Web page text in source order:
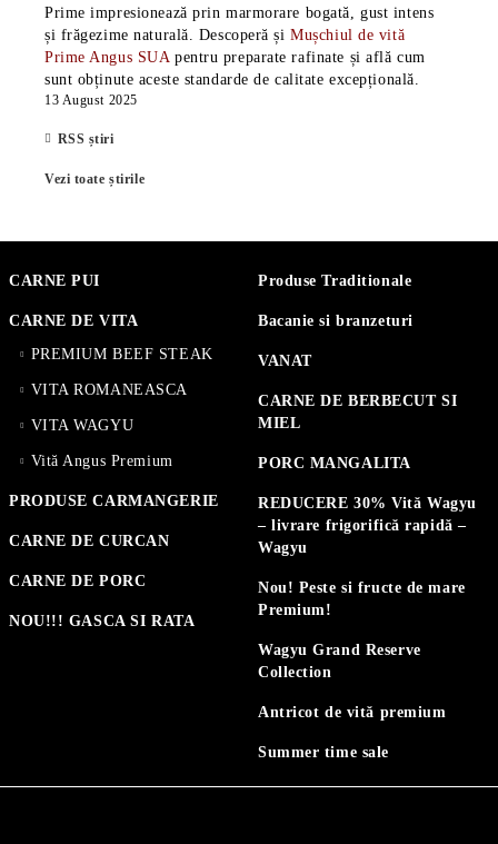
Prime impresionează prin marmorare bogată, gust intens
și frăgezime naturală. Descoperă șiMușchiul de vită
Prime Angus SUA pentru preparate rafinate și află cum
sunt obținute aceste standarde de calitate excepțională.
13 August 2025
RSS știri
Vezi toate știrile
CARNE PUI
CARNE DE VITA
PREMIUM BEEF STEAK
VITA ROMANEASCA
VITA WAGYU
Vită Angus Premium
PRODUSE CARMANGERIE
CARNE DE CURCAN
CARNE DE PORC
NOU!!! GASCA SI RATA
Produse Traditionale
Bacanie si branzeturi
VANAT
CARNE DE BERBECUT SI
MIEL
PORC MANGALITA
REDUCERE 30% Vită Wagyu
– livrare frigorifică rapidă –
Wagyu
Nou! Peste si fructe de mare
Premium!
Wagyu Grand Reserve
Collection
Antricot de vită premium
Summer time sale